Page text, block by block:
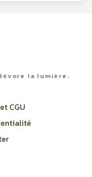
la lumière.
CGU